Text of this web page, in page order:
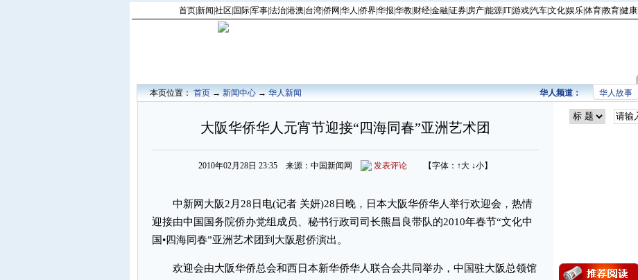
首页|新闻 社区 国际|军事|法治|港澳 台湾|侨网 华人 侨界|华报 华教| 财经|金融|证券| 房产|能源|IT|游戏|汽车|文化|娱乐|体育|教育|健康|
本页位置：首页→新闻中心→华人新闻 华人故事
华人频道：
大阪华侨华人元宵节迎接“四海同春”亚洲艺术团
2010年02月28日 23:35 来源：中国新闻网 发表评论 【字体： ↑大 ↓小】
中新网大阪2月28日电(记者 关妍)28日晚，日本大阪华侨华人举行欢迎会，热情
迎接由中国国务院侨办党组成员、秘书行政司司长熊昌良带队的2010年春节“文化中
国•四海同春”亚洲艺术团到大阪慰侨演出。
欢迎会由大阪华侨总会和西日本新华侨华人联合会共同举办，中国驻大阪总领馆